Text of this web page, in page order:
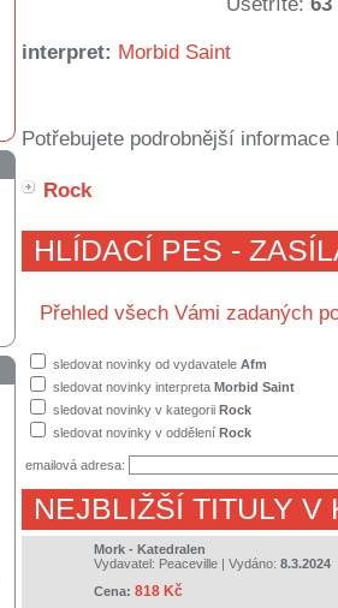
interpret: Morbid Saint
Potřebujete podrobnější
Rock
HLÍDACÍ PES -
Přehled všech Vámi zadaných
sledovat novinky od vydavatele Afm
sledovat novinky interpreta Morbid Saint
sledovat novinky v kategorii Rock
sledovat novinky v oddělení Rock
emailová adresa:
NEJBLIŽŠÍ TITULY V
Mork - Katedralen
Vydavatel: Peaceville | Vydáno: 8.3.2024
Cena: 818 Kč